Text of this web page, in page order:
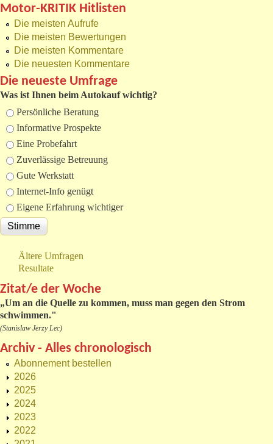
Motor-KRITIK Hitlisten
Die meisten Aufrufe
Die meisten Bewertungen
Die meisten Kommentare
Die neuesten Kommentare
Die neueste Umfrage
Was ist Ihnen beim Autokauf wichtig?
Auswahlmöglichkeiten
Persönliche Beratung
Informative Prospekte
Eine Probefahrt
Zuverlässige Betreuung
Gute Werkstatt
Internet-Info genügt
Eigene Erfahrung wichtiger
Ältere Umfragen
Resultate
Zitat/e der Woche
„Um an die Quelle zu kommen, muss man gegen den Strom
schwimmen."
(Stanislaw Jerzy Lec)
Archiv - Alles chronologisch
Abonnement bestellen
2026
2025
2024
2023
2022